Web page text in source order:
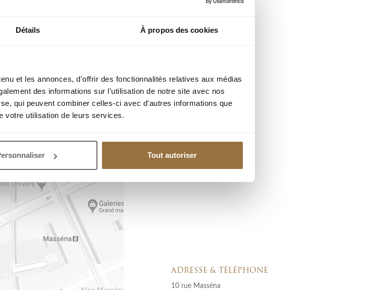
Détails À propos des cookies
et les annonces, d'offrir des fonctionnalités relatives aux médias
des informations sur l'utilisation de notre site avec nos
qui peuvent combiner celles-ci avec d'autres informations que
votre utilisation de leurs services.
Tout autoriser
DE L’AGENCE
ADRESSE & TÉLÉPHONE
10 rue Masséna